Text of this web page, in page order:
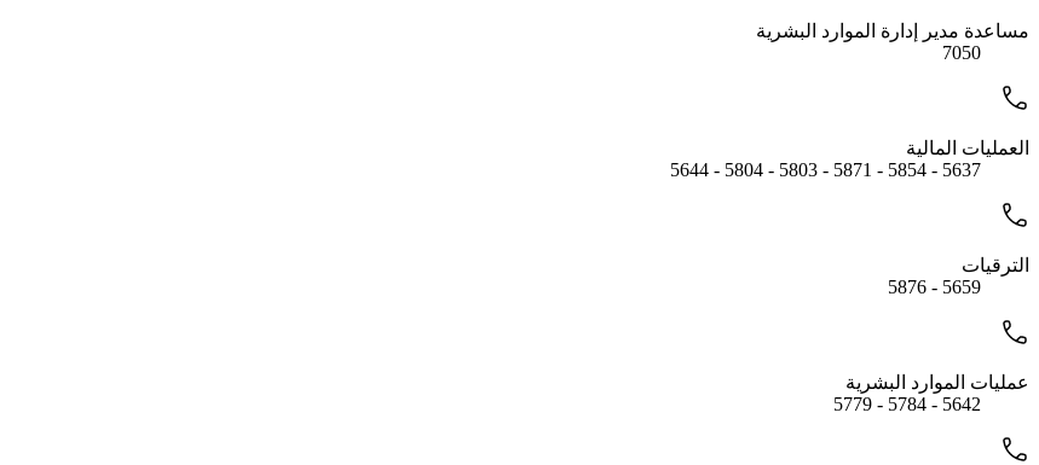
مساعدة مدير إدارة الموارد البشرية
7050
العمليات المالية
5637 - 5854 - 5871 - 5803 - 5804 - 5644
الترقيات
5659 - 5876
عمليات الموارد البشرية
5642 - 5784 - 5779